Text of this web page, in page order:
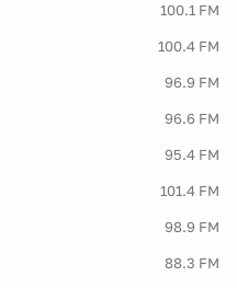
100.1 FM
100.4 FM
96.9 FM
96.6 FM
95.4 FM
101.4 FM
98.9 FM
88.3 FM